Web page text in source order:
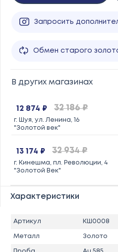
Запросить
Обмен старого
В других магазинах
12 874 ₽ 32 186 ₽
г. Шуя, ул. Ленина, 16
"Золотой век"
13 174 ₽ 32 934 ₽
г. Кинешма, пл. Революции, 4
"Золотой Век"
Характеристики
Артикул КШ0008
Металл Золото